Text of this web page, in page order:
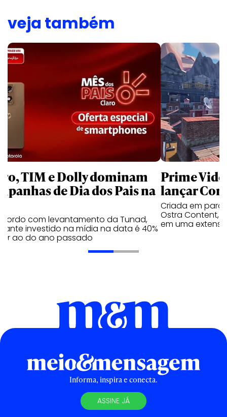
veja também
TIM e Dolly dominam
de Dia dos Pais na
com levantamento da Tunad,
investido na mídia na data é 40%
ao do ano passado
Prime
lançar
Criada em
Ostra Content,
em uma
Informa, inspira e conecta.
ASSINE JÁ